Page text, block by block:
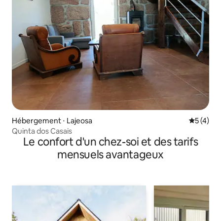
Hébergement ⋅ Lajeosa
5 (4)
Quinta dos Casais
Le confort d'un chez-soi et des tarifs
mensuels avantageux